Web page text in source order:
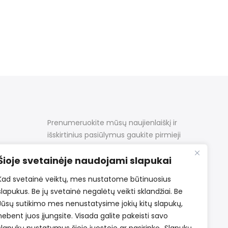
svetainėje naudojami slapukai
svetainė veiktų, mes nustatome būtinuosius
Be jų svetainė negalėtų veikti sklandžiai. Be
sutikimo mes nenustatysime jokių kitų slapukų,
juos įjungsite. Visada galite pakeisti savo
Prenumeruokite mūsų naujienlaiškį ir
išskirtinius pasiūlymus gaukite pirmieji